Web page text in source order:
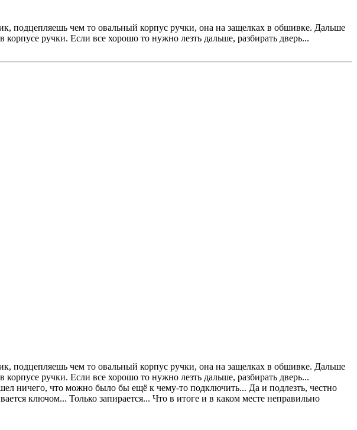
подцепляешь чем то овальный корпус ручки, она на защелках в обшивке. Дальше
ручки. Если все хорошо то нужно лезть дальше, разбирать дверь...
подцепляешь чем то овальный корпус ручки, она на защелках в обшивке. Дальше
ручки. Если все хорошо то нужно лезть дальше, разбирать дверь...
ничего, что можно было бы ещё к чему-то подключить... Да и подлезть, честно
ключом... Только запирается... Что в итоге и в каком месте неправильно